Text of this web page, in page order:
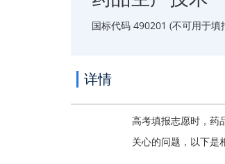
国标代码 490201 (不可用于填
详情
高考填报志愿时，药
关心的问题，以下是